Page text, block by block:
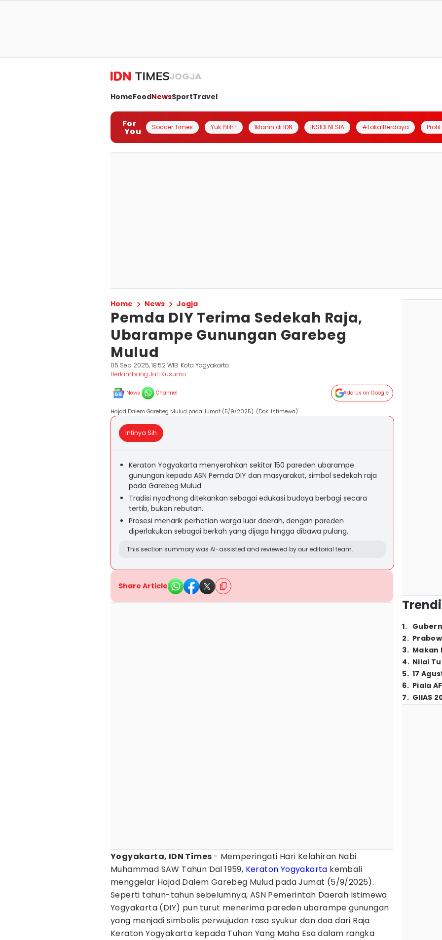
JOGJA
HomeFoodNewsSportTravel
For
You Soccer Times Yuk Pilih ! Iklanin di IDN INSIDENESIA #LokalBerdaya
Home News Jogja
Pemda DIY Terima Sedekah Raja,
Ubarampe Gunungan Garebeg
Mulud
05 Sep 2025, 18:52 WIB Kota Yogyakarta
Herlambang Jati Kusumo
News Channel Add Us on Google
Hajad Dalem Garebeg Mulud pada Jumat (5/9/2025). (Dok. Istimewa)
Intinya Sih
Keraton Yogyakarta menyerahkan sekitar 150 pareden ubarampe
gunungan kepada ASN Pemda DIY dan masyarakat, simbol sedekah raja
pada Garebeg Mulud.
Tradisi nyadhong ditekankan sebagai edukasi budaya berbagi secara
tertib, bukan rebutan.
Prosesi menarik perhatian warga luar daerah, dengan pareden
diperlakukan sebagai berkah yang dijaga hingga dibawa pulang.
This section summary was AI-assisted and reviewed by our editorial team.
Share Article
Yogyakarta, IDN Times - Memperingati Hari Kelahiran Nabi
Muhammad SAW Tahun Dal 1959, Keraton Yogyakarta kembali
menggelar Hajad Dalem Garebeg Mulud pada Jumat (5/9/2025).
Seperti tahun-tahun sebelumnya, ASN Pemerintah Daerah Istimewa
Yogyakarta (DIY) pun turut menerima pareden ubarampe gunungan
yang menjadi simbolis perwujudan rasa syukur dan doa dari Raja
Keraton Yogyakarta kepada Tuhan Yang Maha Esa dalam rangka
1.
2.
3. Makan
4. Nilai
5. 17
6. Piala
7. GIIAS